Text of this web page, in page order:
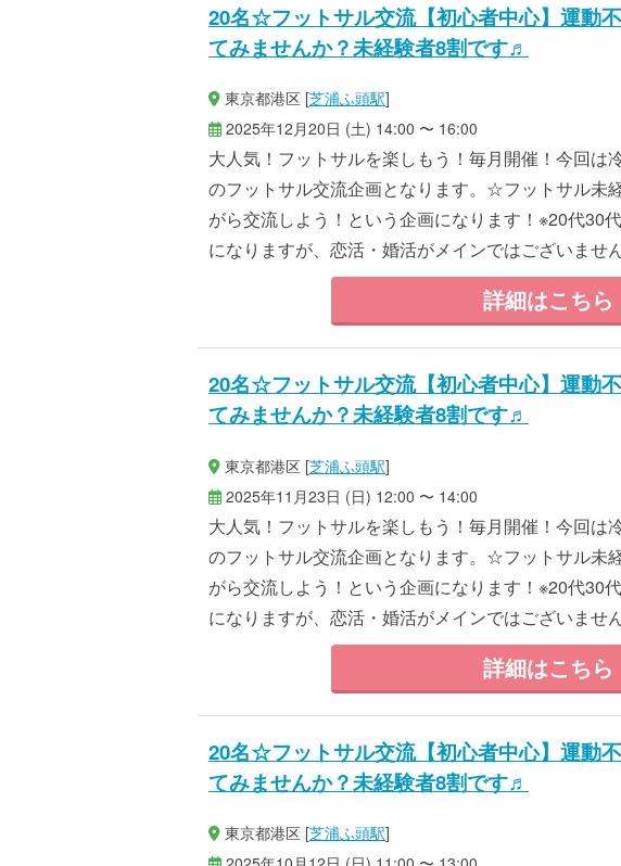
20名☆フットサル交流【初心者中心】運動
てみませんか？未経験者8割です♬
東京都港区 [芝浦ふ頭駅]
2025年12月20日 (土) 14:00 〜 16:00
大人気！フットサルを楽しもう！毎月開催！今回は
のフットサル交流企画となります。☆フットサル未
がら交流しよう！という企画になります！※20代30
になりますが、恋活・婚活がメインではございませ
詳細はこちら
20名☆フットサル交流【初心者中心】運動
てみませんか？未経験者8割です♬
東京都港区 [芝浦ふ頭駅]
2025年11月23日 (日) 12:00 〜 14:00
大人気！フットサルを楽しもう！毎月開催！今回は
のフットサル交流企画となります。☆フットサル未
がら交流しよう！という企画になります！※20代30
になりますが、恋活・婚活がメインではございませ
詳細はこちら
20名☆フットサル交流【初心者中心】運動
てみませんか？未経験者8割です♬
東京都港区 [芝浦ふ頭駅]